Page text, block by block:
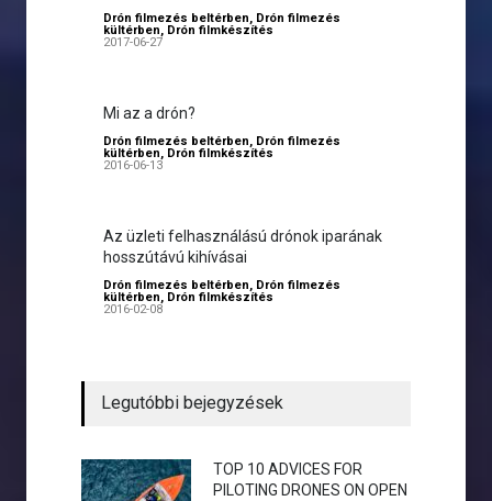
Drón filmezés beltérben, Drón filmezés
kültérben, Drón filmkészítés
2017-06-27
Mi az a drón?
Drón filmezés beltérben, Drón filmezés
kültérben, Drón filmkészítés
2016-06-13
Az üzleti felhasználású drónok iparának
hosszútávú kihívásai
Drón filmezés beltérben, Drón filmezés
kültérben, Drón filmkészítés
2016-02-08
Legutóbbi bejegyzések
TOP 10 ADVICES FOR
PILOTING DRONES ON OPEN